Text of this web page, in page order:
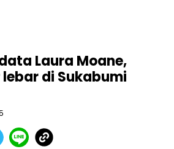
Laura Moane,
di Sukabumi